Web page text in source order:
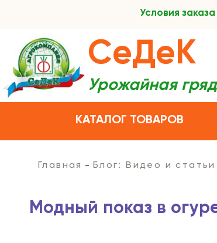
Условия заказа
КАТАЛОГ ТОВАРОВ
СеДеК
Урожайная
Главная Блог: Видео и
Модный показ в